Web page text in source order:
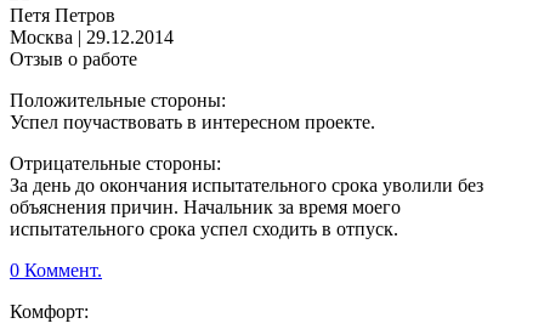
Петя Петров
Москва | 29.12.2014
Отзыв о работе
Положительные стороны:
Успел поучаствовать в интересном проекте.
Отрицательные стороны:
За день до окончания испытательного срока уволили без
объяснения причин. Начальник за время моего
испытательного срока успел сходить в отпуск.
0 Коммент.
Комфорт: